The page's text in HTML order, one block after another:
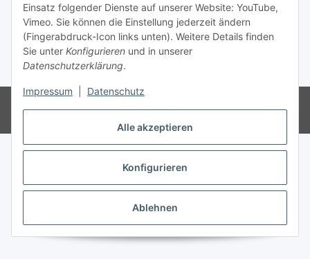
Alle akzeptieren
Konfigurieren
Ablehnen
Einsatz folgender Dienste auf unserer Website: YouTube,
Vimeo. Sie können die Einstellung jederzeit ändern
(Fingerabdruck-Icon links unten). Weitere Details finden
Sie unter Konfigurieren und in unserer
Datenschutzerklärung.
Impressum Datenschutz
Vertrag widerrufen
* Alle Preise inkl. gesetzlicher USt., zzgl.